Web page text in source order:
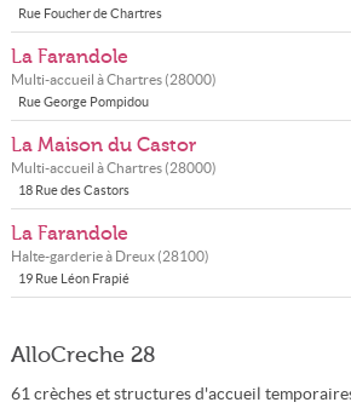
Rue Foucher de Chartres
La Farandole
Multi-accueil àChartres(28000)
Rue George Pompidou
La Maison du Castor
Multi-accueil àChartres(28000)
18 Rue des Castors
La Farandole
Halte-garderie à Dreux(28100)
19 Rue Léon Frapié
AlloCreche 28
61 crèches et structures d'accueil